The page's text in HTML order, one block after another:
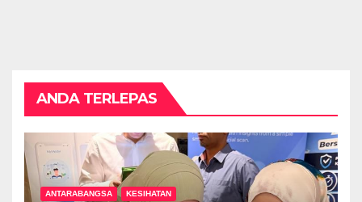
ANDA TERLEPAS
ANTARABANGSA KESIHATAN